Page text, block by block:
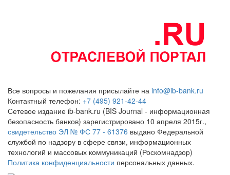
Все вопросы и пожелания присылайте на info@ib-bank.ru
Контактный телефон: +7 (495) 921-42-44
Сетевое издание ib-bank.ru (BIS Journal - информационная
безопасность банков) зарегистрировано 10 апреля 2015г.,
свидетельство ЭЛ № ФС 77 - 61376 выдано Федеральной
службой по надзору в сфере связи, информационных
технологий и массовых коммуникаций (Роскомнадзор)
Политика конфиденциальности персональных данных.